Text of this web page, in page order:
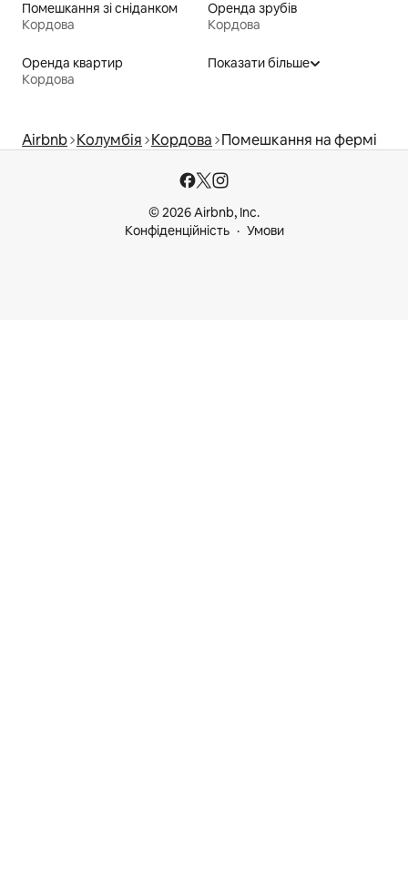
Помешкання зі сніданком
Кордова
Оренда зрубів
Кордова
Оренда квартир
Кордова
Показати більше
Airbnb Колумбія Кордова Помешкання на фермі
© 2026 Airbnb, Inc.
Конфіденційність
Умови